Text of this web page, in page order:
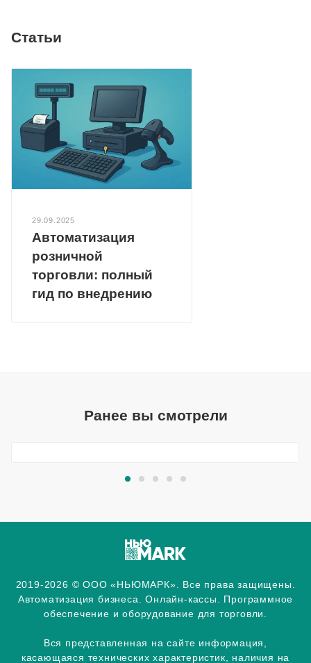
Статьи
29.09.2025
Автоматизация
розничной
торговли: полный
гид по внедрению
Ранее вы смотрели
2019-2026 © ООО «НЬЮМАРК». Все права защищены.
Автоматизация бизнеса. Онлайн-кассы. Программное
обеспечение и оборудование для торговли.
Вся представленная на сайте информация,
касающаяся технических характеристик, наличия на